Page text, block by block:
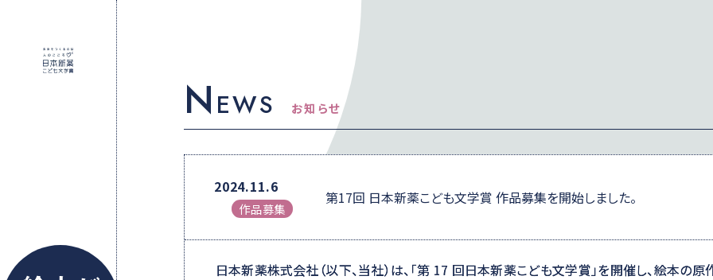
N EWS お知らせ
2024.11.6
作品募集
第17回 日本新薬こども文学賞 作品募集を開始しました。
日本新薬株式会社（以下、当社）は、「第 17 回日本新薬こども文学賞」を開催し、絵本の原